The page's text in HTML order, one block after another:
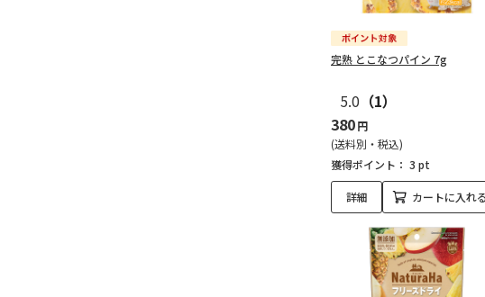
完熟 とこなつパイン 7g
5.0 （1）
380円
(送料別・税込)
獲得ポイント： 3 pt
詳細 カートに入れる